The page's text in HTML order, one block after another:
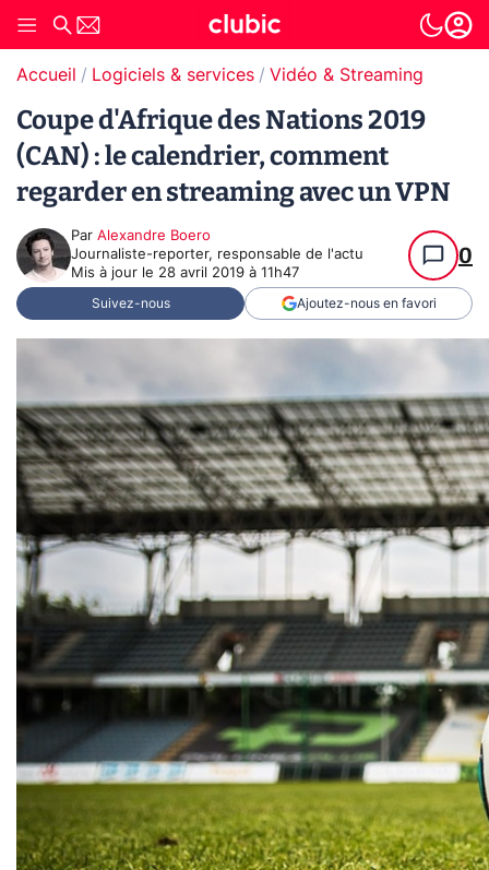
Accueil Logiciels & services Vidéo & Streaming
Coupe d'Afrique des Nations 2019
(CAN) : le calendrier, comment
regarder en streaming avec un VPN
Par Alexandre Boero
Journaliste-reporter, responsable de l'actu
Mis à jour le 28 avril 2019 à 11h47
0
Suivez-nous Ajoutez-nous en favori